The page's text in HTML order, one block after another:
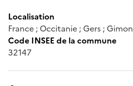
Localisation
France ; Occitanie ; Gers ;
Code INSEE de la commune
32147